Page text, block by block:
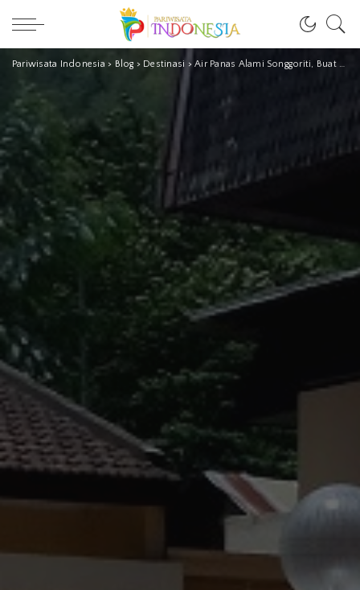
Pariwisata Indonesia > Blog > Destinasi >Air Panas Alami Songgoriti, Buat Kamu Seger Kembali